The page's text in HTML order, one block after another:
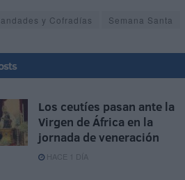
y Cofradías Semana Santa
Los ceutíes pasan ante la
Virgen de África en la
jornada de veneración
HACE 1 DÍA